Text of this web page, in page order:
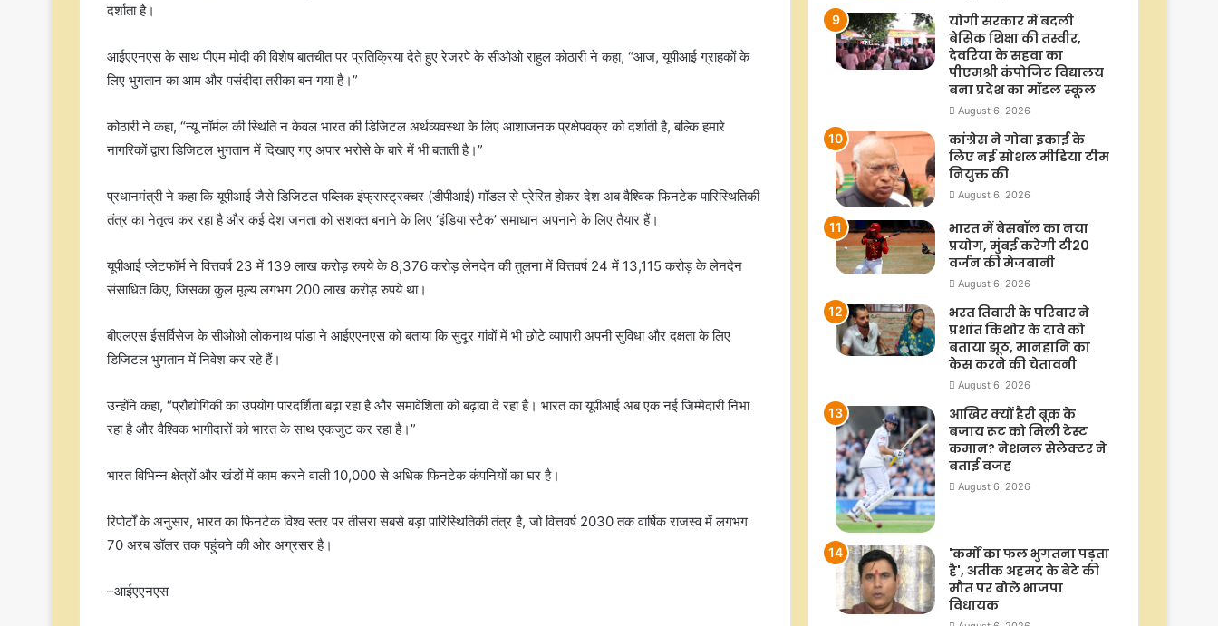
दर्शाता है।
आईएएनएस के साथ पीएम मोदी की विशेष बातचीत पर प्रतिक्रिया देते हुए रेजरपे के सीओओ राहुल कोठारी ने कहा, “आज, यूपीआई ग्राहकों के
लिए भुगतान का आम और पसंदीदा तरीका बन गया है।”
कोठारी ने कहा, “न्‍यू नॉर्मल की स्थिति न केवल भारत की डिजिटल अर्थव्यवस्था के लिए आशाजनक प्रक्षेपवक्र को दर्शाती है, बल्कि हमारे
नागरिकों द्वारा डिजिटल भुगतान में दिखाए गए अपार भरोसे के बारे में भी बताती है।”
प्रधानमंत्री ने कहा कि यूपीआई जैसे डिजिटल पब्लिक इंफ्रास्ट्रक्चर (डीपीआई) मॉडल से प्रेरित होकर देश अब वैश्विक फिनटेक पारिस्थितिकी
तंत्र का नेतृत्व कर रहा है और कई देश जनता को सशक्त बनाने के लिए ‘इंडिया स्टैक’ समाधान अपनाने के लिए तैयार हैं।
यूपीआई प्लेटफॉर्म ने वित्तवर्ष 23 में 139 लाख करोड़ रुपये के 8,376 करोड़ लेनदेन की तुलना में वित्तवर्ष 24 में 13,115 करोड़ के लेनदेन
संसाधित किए, जिसका कुल मूल्य लगभग 200 लाख करोड़ रुपये था।
बीएलएस ईसर्विसेज के सीओओ लोकनाथ पांडा ने आईएएनएस को बताया कि सुदूर गांवों में भी छोटे व्यापारी अपनी सुविधा और दक्षता के लिए
डिजिटल भुगतान में निवेश कर रहे हैं।
उन्होंने कहा, “प्रौद्योगिकी का उपयोग पारदर्शिता बढ़ा रहा है और समावेशिता को बढ़ावा दे रहा है। भारत का यूपीआई अब एक नई जिम्मेदारी निभा
रहा है और वैश्विक भागीदारों को भारत के साथ एकजुट कर रहा है।”
भारत विभिन्न क्षेत्रों और खंडों में काम करने वाली 10,000 से अधिक फिनटेक कंपनियों का घर है।
रिपोर्टों के अनुसार, भारत का फिनटेक विश्‍व स्तर पर तीसरा सबसे बड़ा पारिस्थितिकी तंत्र है, जो वित्तवर्ष 2030 तक वार्षिक राजस्व में लगभग
70 अरब डॉलर तक पहुंचने की ओर अग्रसर है।
–आईएएनएस
सशक्त बनाने के लिए बांटे कपड़े
योगी सरकार में बदली
बेसिक शिक्षा की तस्वीर,
देवरिया के सहवा का
पीएमश्री कंपोजिट विद्यालय
बना प्रदेश का मॉडल स्कूल
August 6, 2026
कांग्रेस ने गोवा इकाई के
लिए नई सोशल मीडिया टीम
नियुक्त की
August 6, 2026
भारत में बेसबॉल का नया
प्रयोग, मुंबई करेगी टी20
वर्जन की मेजबानी
August 6, 2026
भरत तिवारी के परिवार ने
प्रशांत किशोर के दावे को
बताया झूठ, मानहानि का
केस करने की चेतावनी
August 6, 2026
आखिर क्यों हैरी ब्रूक के
बजाय रूट को मिली टेस्ट
कमान? नेशनल सेलेक्टर ने
बताई वजह
August 6, 2026
'कर्मों का फल भुगतना पड़ता
है', अतीक अहमद के बेटे की
मौत पर बोले भाजपा
विधायक